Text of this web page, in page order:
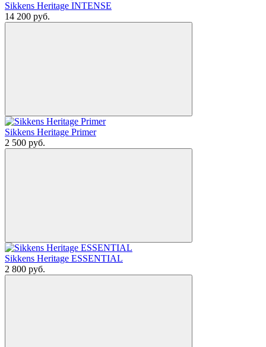
Sikkens Heritage INTENSE
14 200 руб.
Sikkens Heritage Primer
2 500 руб.
Sikkens Heritage ESSENTIAL
2 800 руб.